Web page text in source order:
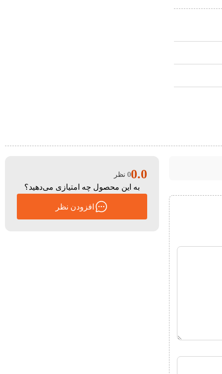
0.00 نظر
به این محصول چه امتیازی می‌دهید؟
افزودن نظر